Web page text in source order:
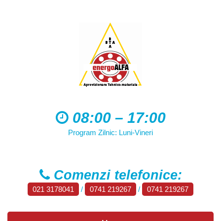
08:00 – 17:00
Program Zilnic: Luni-Vineri
Comenzi telefonice:
021 3178041 / 0741 219267 / 0741 219267